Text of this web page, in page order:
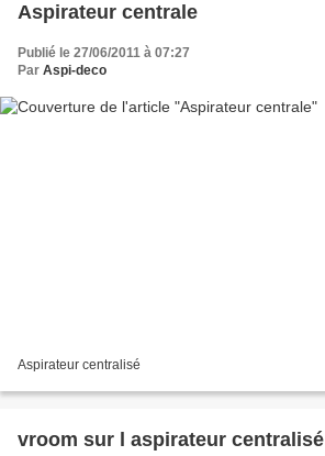
Aspirateur centrale
Publié le 27/06/2011 à 07:27
Par Aspi-deco
Aspirateur centralisé
vroom sur l aspirateur centralisé